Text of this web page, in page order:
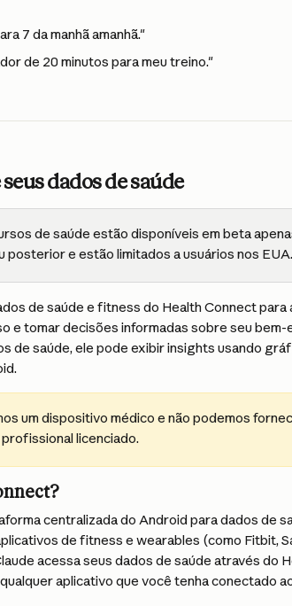
7 da manhã amanhã."
de 20 minutos para meu treino."
dados de saúde
de saúde estão disponíveis em beta
posterior e estão limitados a usuários nos EUA.
de saúde e fitness do Health Connect
e tomar decisões informadas sobre seu
de saúde, ele pode exibir insights usando
um dispositivo médico e não podemos
licenciado.
centralizada do Android para dados de
de fitness e wearables (como Fitbit,
acessa seus dados de saúde através do
aplicativo que você tenha conectado